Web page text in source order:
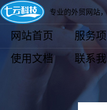
专业的外贸网站
网站首页 服务
使用文档
联系